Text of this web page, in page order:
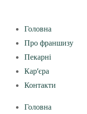
Головна
Про франшизу
Пекарні
Кар’єра
Контакти
Головна